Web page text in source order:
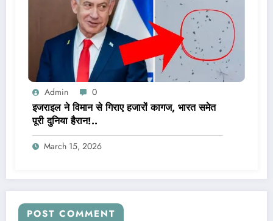
Admin 0
इजराइल ने विमान से गिराए हजारों कागज, भारत समेत
पूरी दुनिया हैरान!..
March 15, 2026
POST COMMENT